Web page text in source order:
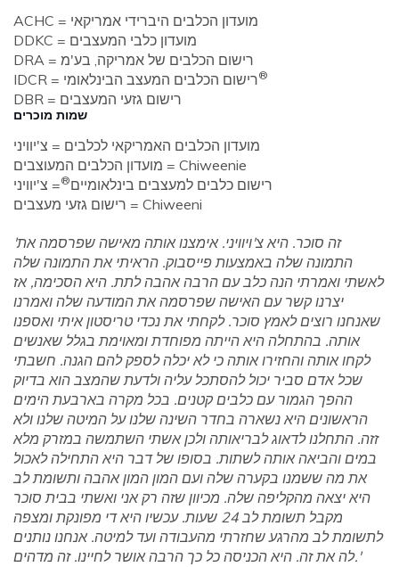
ACHC = מועדון הכלבים היברידי אמריקאי
DDKC = מועדון כלבי המעצבים
DRA = רישום הכלבים של אמריקה, בע'מ
IDCR = רישום הכלבים המעצב הבינלאומי®
DBR = רישום גזעי המעצבים
שמות מוכרים
מועדון הכלבים האמריקאי לכלבים = צ'יוויני
מועדון הכלבים המעוצבים = Chiweenie
רישום כלבים למעצבים בינלאומיים®= צ'יוויני
רישום גזעי מעצבים = Chiweeni
'זה סוכר. היא צ'ויוויני. אימצנו אותה מאישה שפרסמה את
התמונה שלה באמצעות פייסבוק. הראיתי את התמונה שלה
לאשתי ואמרתי הנה כלב עם הרבה אהבה לתת. היא הסכימה, אז
יצרנו קשר עם האישה שפרסמה את המודעה שלה ואמרנו
שאנחנו רוצים לאמץ סוכר. לקחתי את נכדי טריסטון איתי ואספנו
אותה. בהתחלה היא הייתה מפוחדת ומאוימת בגלל שאנשים
לקחו אותה והחזירו אותה כי לא יכלה לספק להם הגנה. חשבתי
שכל אדם סביר יכול להסתכל עליה ולדעת שהמצב הוא בדיוק
ההפך הגמור עם כלבים קטנים. בכל מקרה בארבעת הימים
הראשונים היא נשארה בחדר השינה שלנו על המיטה שלנו ולא
זזה. התחלנו לדאוג לבריאותה ולכן אשתי השתמשה במזרק מלא
במים והביאה אותה לשתות. בסופו של דבר היא התחילה לאכול
את מה ששמנו בקערה שלה ועם המון המון אהבה ותשומת לב
היא יצאה מהקליפה שלה. מכיוון שזה רק אני ואשתי בבית סוכר
מקבל תשומת לב 24 שעות. עכשיו היא די מפונקת ומצפה
לתשומת לב מהרגע שחזרתי מהעבודה ועד למיטה. אנחנו נותנים
לה את זה. היא הכניסה כל כך הרבה אושר לחיינו. זה מדהים.'